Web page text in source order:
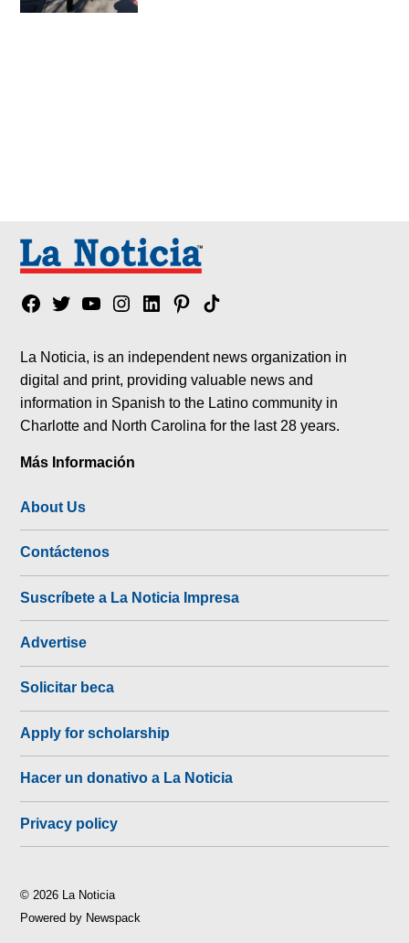
Facebook
TwitterYouTubeInstagram
LinkedinPinterest
Tik
La Noticia, is an independent news organization in
digital and print, providing valuable news and
information in Spanish to the Latino community in
Charlotte and North Carolina for the last 28 years.
Más Información
About Us
Contáctenos
Suscríbete a La Noticia Impresa
Advertise
Solicitar beca
Apply for scholarship
Hacer un donativo a La Noticia
Privacy policy
© 2026 La Noticia
Powered by Newspack